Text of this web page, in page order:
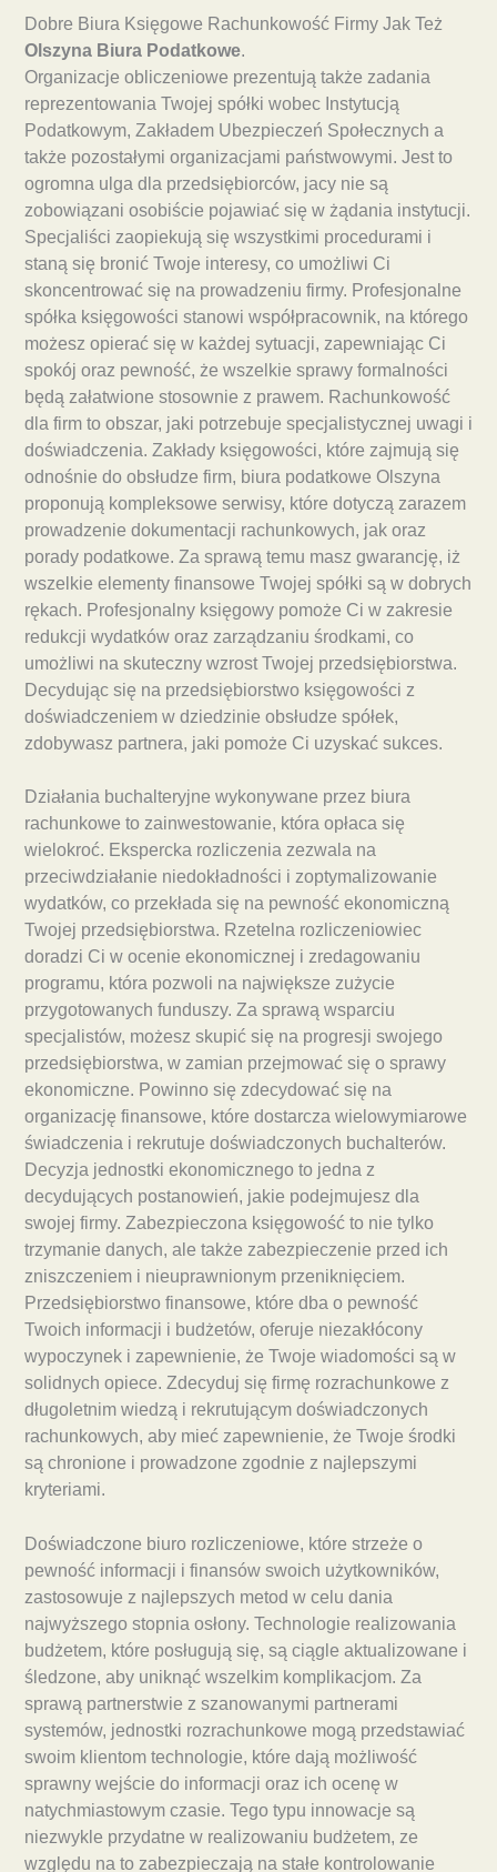
Dobre Biura Księgowe Rachunkowość Firmy Jak Też
Olszyna Biura Podatkowe.
Organizacje obliczeniowe prezentują także zadania
reprezentowania Twojej spółki wobec Instytucją
Podatkowym, Zakładem Ubezpieczeń Społecznych a
także pozostałymi organizacjami państwowymi. Jest to
ogromna ulga dla przedsiębiorców, jacy nie są
zobowiązani osobiście pojawiać się w żądania instytucji.
Specjaliści zaopiekują się wszystkimi procedurami i
staną się bronić Twoje interesy, co umożliwi Ci
skoncentrować się na prowadzeniu firmy. Profesjonalne
spółka księgowości stanowi współpracownik, na którego
możesz opierać się w każdej sytuacji, zapewniając Ci
spokój oraz pewność, że wszelkie sprawy formalności
będą załatwione stosownie z prawem. Rachunkowość
dla firm to obszar, jaki potrzebuje specjalistycznej uwagi i
doświadczenia. Zakłady księgowości, które zajmują się
odnośnie do obsłudze firm, biura podatkowe Olszyna
proponują kompleksowe serwisy, które dotyczą zarazem
prowadzenie dokumentacji rachunkowych, jak oraz
porady podatkowe. Za sprawą temu masz gwarancję, iż
wszelkie elementy finansowe Twojej spółki są w dobrych
rękach. Profesjonalny księgowy pomoże Ci w zakresie
redukcji wydatków oraz zarządzaniu środkami, co
umożliwi na skuteczny wzrost Twojej przedsiębiorstwa.
Decydując się na przedsiębiorstwo księgowości z
doświadczeniem w dziedzinie obsłudze spółek,
zdobywasz partnera, jaki pomoże Ci uzyskać sukces.
Działania buchalteryjne wykonywane przez biura
rachunkowe to zainwestowanie, która opłaca się
wielokroć. Ekspercka rozliczenia zezwala na
przeciwdziałanie niedokładności i zoptymalizowanie
wydatków, co przekłada się na pewność ekonomiczną
Twojej przedsiębiorstwa. Rzetelna rozliczeniowiec
doradzi Ci w ocenie ekonomicznej i zredagowaniu
programu, która pozwoli na największe zużycie
przygotowanych funduszy. Za sprawą wsparciu
specjalistów, możesz skupić się na progresji swojego
przedsiębiorstwa, w zamian przejmować się o sprawy
ekonomiczne. Powinno się zdecydować się na
organizację finansowe, które dostarcza wielowymiarowe
świadczenia i rekrutuje doświadczonych buchalterów.
Decyzja jednostki ekonomicznego to jedna z
decydujących postanowień, jakie podejmujesz dla
swojej firmy. Zabezpieczona księgowość to nie tylko
trzymanie danych, ale także zabezpieczenie przed ich
zniszczeniem i nieuprawnionym przeniknięciem.
Przedsiębiorstwo finansowe, które dba o pewność
Twoich informacji i budżetów, oferuje niezakłócony
wypoczynek i zapewnienie, że Twoje wiadomości są w
solidnych opiece. Zdecyduj się firmę rozrachunkowe z
długoletnim wiedzą i rekrutującym doświadczonych
rachunkowych, aby mieć zapewnienie, że Twoje środki
są chronione i prowadzone zgodnie z najlepszymi
kryteriami.
Doświadczone biuro rozliczeniowe, które strzeże o
pewność informacji i finansów swoich użytkowników,
zastosowuje z najlepszych metod w celu dania
najwyższego stopnia osłony. Technologie realizowania
budżetem, które posługują się, są ciągle aktualizowane i
śledzone, aby uniknąć wszelkim komplikacjom. Za
sprawą partnerstwie z szanowanymi partnerami
systemów, jednostki rozrachunkowe mogą przedstawiać
swoim klientom technologie, które dają możliwość
sprawny wejście do informacji oraz ich ocenę w
natychmiastowym czasie. Tego typu innowacje są
niezwykle przydatne w realizowaniu budżetem, ze
względu na to zabezpieczają na stałe kontrolowanie